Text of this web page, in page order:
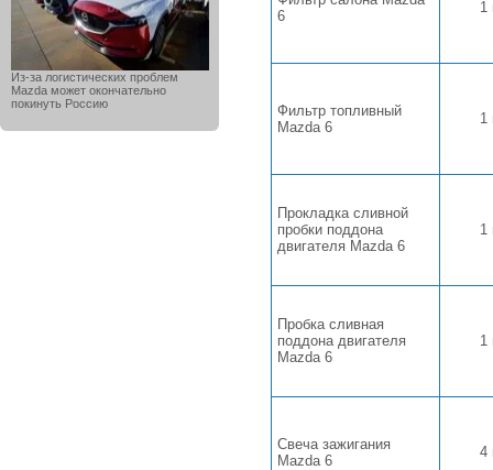
Из-за логистических проблем
Mazda может окончательно
покинуть Россию
6
1
Фильтр топливный
Mazda 6
1
Прокладка сливной
пробки поддона
двигателя Mazda 6
1
Пробка сливная
поддона двигателя
Mazda 6
1
Свеча зажигания
Mazda 6
4